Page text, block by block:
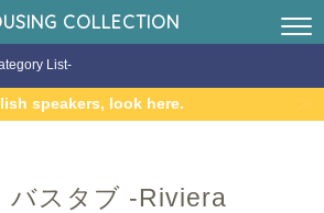
COLLECTION
List-
speakers, look here.
バスタブ -Riviera